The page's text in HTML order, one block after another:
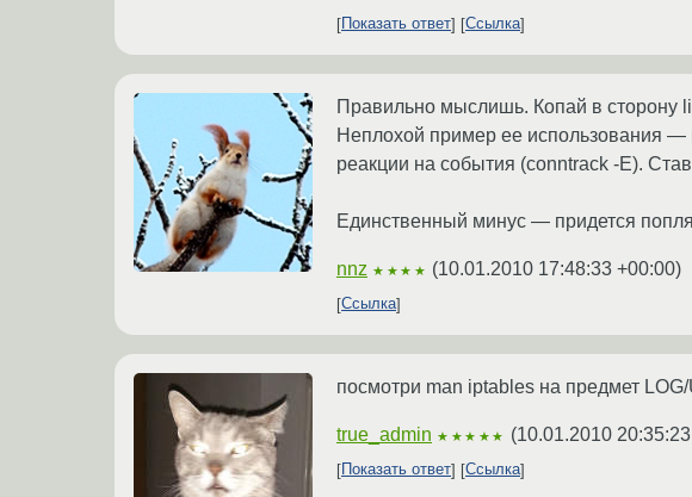
Показать ответ
Ссылка
Правильно мыслишь. Копай в сторону
Неплохой пример ее использования —
реакции на события (conntrack -E).
Единственный минус — придется
nnz ★★★★ (10.01.2010 17:48:33 +00:00)
Ссылка
посмотри man iptables на предмет LOG/
true_admin ★★★★★ (10.01.2010
Показать ответ Ссылка